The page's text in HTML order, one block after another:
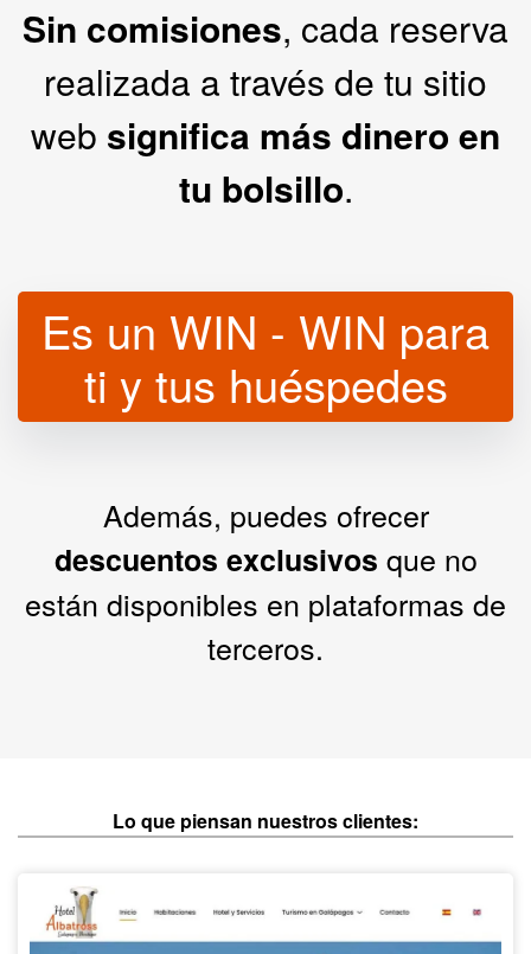
Sin comisiones, cada reserva
realizada a través de tu sitio
web significa más dinero en
tu bolsillo.
Es un WIN - WIN para
ti y tus huéspedes
Además, puedes ofrecer
descuentos exclusivos que no
están disponibles en plataformas de
terceros.
Lo que piensan nuestros clientes:
¡Invierte en tupropia
Página Webahora!